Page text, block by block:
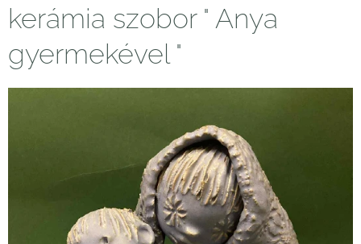
kerámia szobor " Anya
gyermekével "